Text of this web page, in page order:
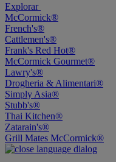
Explorar
McCormick®
French's®
Cattlemen's®
Frank's Red Hot®
McCormick Gourmet®
Lawry's®
Drogheria & Alimentari®
Simply Asia®
Stubb's®
Thai Kitchen®
Zatarain's®
Grill Mates McCormick®